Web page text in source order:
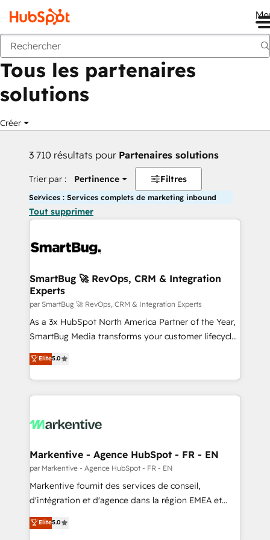
Retour
Tous les partenaires
solutions
Créer
3 710 résultats pour Partenaires solutions
Trier par : Pertinence Filtres
Services : Services complets de marketing inbound
Tout supprimer
SmartBug 🚀 RevOps, CRM & Integration
Experts
par SmartBug 🚀 RevOps, CRM & Integration Experts
As a 3x HubSpot North America Partner of the Year,
SmartBug Media transforms your customer lifecycle
into a revenue engine. Our unified ecosystem
includes specialized divisions Globalia (AI &
Software) and Point Success Media (Paid Media),
making this the official home for all three brands. 🔄
and system integrations powered by Globalia’s
trainers to drive platform adoption. 📈 Revenue
Generation - Full-funnel marketing and high-
performance advertising via Point Success Media. -
Expert deployment of Breeze AI and custom agents
accreditations and deep HIPAA-compliance
Elite5.0
Markentive - Agence HubSpot - FR - EN
par Markentive - Agence HubSpot - FR - EN
Markentive fournit des services de conseil,
d'intégration et d'agence dans la région EMEA et
North America. Avec plus de 115 experts en
marketing automation, Growth, Revops, CRM et
Elite5.0